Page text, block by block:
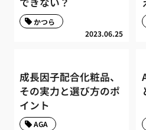
2023.06.25
かつら
成長因子配合化粧品、
その実力と選び方のポ
イント
AGA